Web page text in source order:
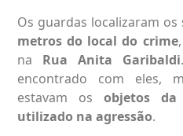
Os guardas localizaram
metros do local do crime
na Rua Anita Garibaldi
encontrado com eles,
estavam os objetos
utilizado na agressão.